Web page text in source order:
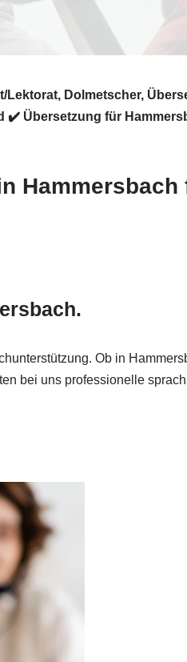
Dolmetscher,
✔️ Übersetzung für
Ob in
bei uns professionelle